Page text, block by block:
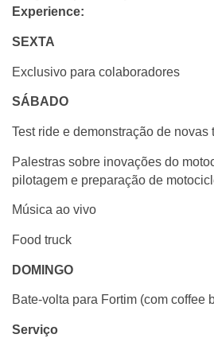
Experience:
SEXTA
Exclusivo para colaboradores
SÁBADO
Test ride e demonstração de novas
Palestras sobre inovações do
pilotagem e preparação de
Música ao vivo
Food truck
DOMINGO
Bate-volta para Fortim (com coffee
Serviço